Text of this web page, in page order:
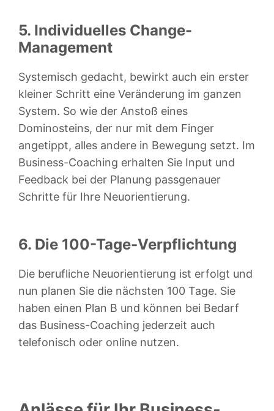
5. Individuelles Change-
Management
Systemisch gedacht, bewirkt auch ein erster
kleiner Schritt eine Veränderung im ganzen
System. So wie der Anstoß eines
Dominosteins, der nur mit dem Finger
angetippt, alles andere in Bewegung setzt. Im
Business-Coaching erhalten Sie Input und
Feedback bei der Planung passgenauer
Schritte für Ihre Neuorientierung.
6. Die 100-Tage-Verpflichtung
Die berufliche Neuorientierung ist erfolgt und
nun planen Sie die nächsten 100 Tage. Sie
haben einen Plan B und können bei Bedarf
das Business-Coaching jederzeit auch
telefonisch oder online nutzen.